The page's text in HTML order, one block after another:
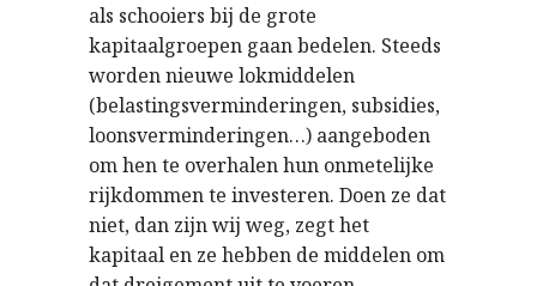
als schooiers bij de grote
kapitaalgroepen gaan bedelen. Steeds
worden nieuwe lokmiddelen
(belastingsverminderingen, subsidies,
loonsverminderingen…) aangeboden
om hen te overhalen hun onmetelijke
rijkdommen te investeren. Doen ze dat
niet, dan zijn wij weg, zegt het
kapitaal en ze hebben de middelen om